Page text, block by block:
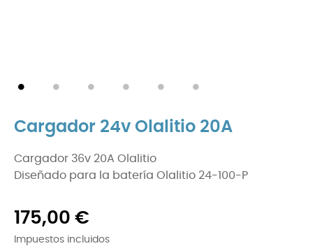
Cargador 24v Olalitio 20A
Cargador 36v 20A Olalitio
Diseñado para la batería Olalitio 24-100-P
175,00 €
Impuestos incluidos